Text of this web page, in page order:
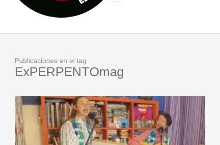
JOFRE BARDAGÍ EN EXVITA INTERPRETANDO A SERRAT
Publicaciones en el tag
ExPERPENTOmag